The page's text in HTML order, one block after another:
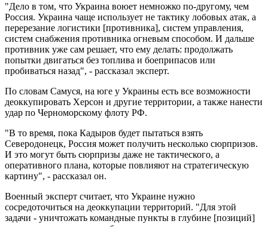
"Дело в том, что Украина воюет немножко по-другому, чем
Россия. Украина чаще использует не тактику лобовых атак, а
перерезание логистики [противника], систем управления,
систем снабжения противника огневым способом. И дальше
противник уже сам решает, что ему делать: продолжать
попытки двигаться без топлива и боеприпасов или
пробиваться назад", - рассказал эксперт.
По словам Самуся, на юге у Украины есть все возможности
деоккупировать Херсон и другие территории, а также нанести
удар по Черноморскому флоту РФ.
"В то время, пока Кадыров будет пытаться взять
Северодонецк, Россия может получить несколько сюрпризов.
И это могут быть сюрпризы даже не тактического, а
оперативного плана, которые повлияют на стратегическую
картину", - рассказал он.
Военный эксперт считает, что Украине нужно
сосредоточиться на деоккупации территорий. "Для этой
задачи - уничтожать командные пункты в глубине [позиций]